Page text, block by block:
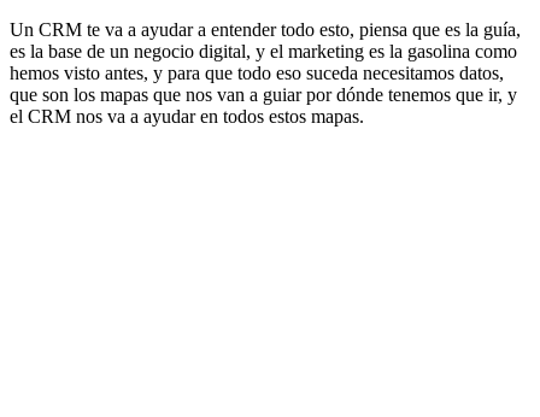
Un CRM te va a ayudar a entender todo esto, piensa que es la guía,
es la base de un negocio digital, y el marketing es la gasolina como
hemos visto antes, y para que todo eso suceda necesitamos datos,
que son los mapas que nos van a guiar por dónde tenemos que ir, y
el CRM nos va a ayudar en todos estos mapas.